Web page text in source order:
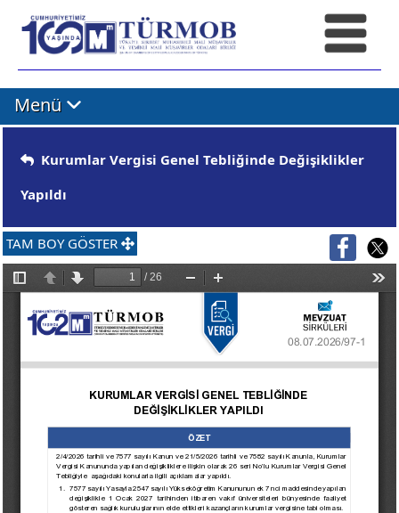
Menü
Kurumlar Vergisi Genel Tebliğinde Değişiklikler
Yapıldı
TAM BOY GÖSTER